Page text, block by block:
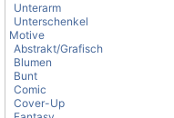
Unterarm
Unterschenkel
Motive
Abstrakt/Grafisch
Blumen
Bunt
Comic
Cover-Up